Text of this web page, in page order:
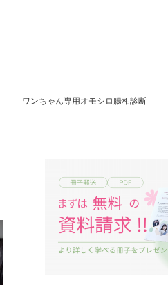
ワンちゃん専用オモシロ腸相診断